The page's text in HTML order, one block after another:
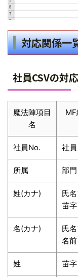
対応関係一
社員CSVの対
魔法陣項目
名
社員No. 社
所属 部門
姓(カナ)
氏
苗字
名(カナ)
氏
名前
姓 苗字